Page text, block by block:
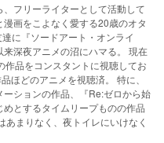
フリーライターとして活動して
画をこよなく愛する20歳のオタ
に『ソードアート・オンライ
深夜アニメの沼にハマる。 現在
作品をコンスタントに視聴してお
ほどのアニメを視聴済。 特に、
ションの作品、『Re:ゼロから始
とするタイムリープものの作品
あまりなく、夜トイレにいけなく